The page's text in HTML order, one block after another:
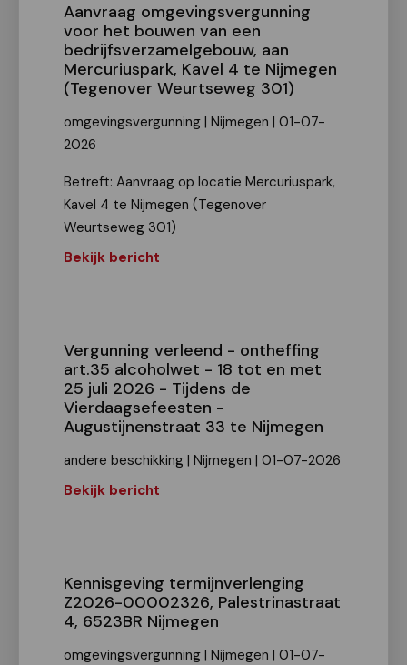
Aanvraag omgevingsvergunning
voor het bouwen van een
bedrijfsverzamelgebouw, aan
Mercuriuspark, Kavel 4 te Nijmegen
(Tegenover Weurtseweg 301)
omgevingsvergunning | Nijmegen | 01-07-
2026
Betreft: Aanvraag op locatie Mercuriuspark,
Kavel 4 te Nijmegen (Tegenover
Weurtseweg 301)
Bekijk bericht
Vergunning verleend - ontheffing
art.35 alcoholwet - 18 tot en met
25 juli 2026 - Tijdens de
Vierdaagsefeesten -
Augustijnenstraat 33 te Nijmegen
andere beschikking | Nijmegen | 01-07-2026
Bekijk bericht
Kennisgeving termijnverlenging
Z2026-00002326, Palestrinastraat
4, 6523BR Nijmegen
omgevingsvergunning | Nijmegen | 01-07-